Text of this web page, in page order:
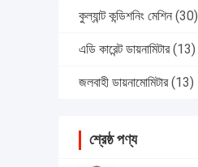
কুল্যান্ট কন্ডিশনিং মেশিন (30)
এডি কারেন্ট ডায়নামিটার (13)
জলবাহী ডায়নামোমিটার (13)
শ্রেষ্ঠ পণ্য